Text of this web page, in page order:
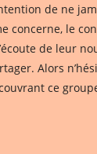
de ne
concerne, le
de leur
Alors
ce